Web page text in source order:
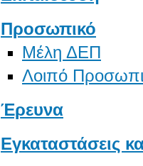
Προσωπικό
Μέλη ΔΕΠ
Λοιπό
Έρευνα
Εγκαταστάσεις